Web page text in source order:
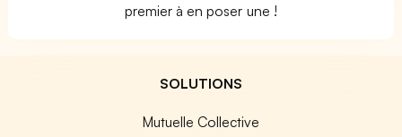
premier à en poser une !
SOLUTIONS
Mutuelle Collective